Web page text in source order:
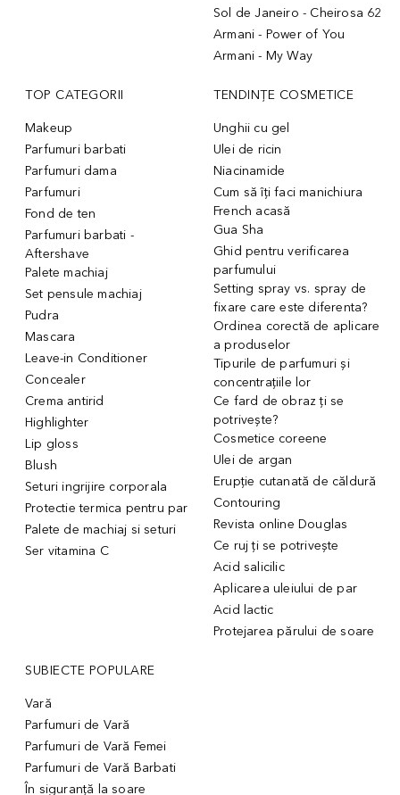
Sol de Janeiro - Cheirosa 62
Armani - Power of You
Armani - My Way
TOP CATEGORII
Makeup
Parfumuri barbati
Parfumuri dama
Parfumuri
Fond de ten
Parfumuri barbati -
Aftershave
Palete machiaj
Set pensule machiaj
Pudra
Mascara
Leave-in Conditioner
Concealer
Crema antirid
Highlighter
Lip gloss
Blush
Seturi ingrijire corporala
Protectie termica pentru par
Palete de machiaj si seturi
Ser vitamina C
TENDINȚE COSMETICE
Unghii cu gel
Ulei de ricin
Niacinamide
Cum să îți faci manichiura
French acasă
Gua Sha
Ghid pentru verificarea
parfumului
Setting spray vs. spray de
fixare care este diferenta?
Ordinea corectă de aplicare
a produselor
Tipurile de parfumuri și
concentrațiile lor
Ce fard de obraz ți se
potrivește?
Cosmetice coreene
Ulei de argan
Erupție cutanată de căldură
Contouring
Revista online Douglas
Ce ruj ți se potrivește
Acid salicilic
Aplicarea uleiului de par
Acid lactic
Protejarea părului de soare
SUBIECTE POPULARE
Vară
Parfumuri de Vară
Parfumuri de Vară Femei
Parfumuri de Vară Barbati
În siguranță la soare